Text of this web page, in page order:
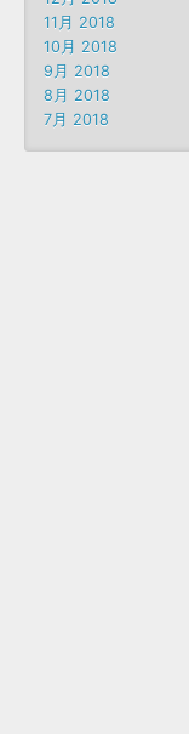
11月 2018
10月 2018
9月 2018
8月 2018
7月 2018